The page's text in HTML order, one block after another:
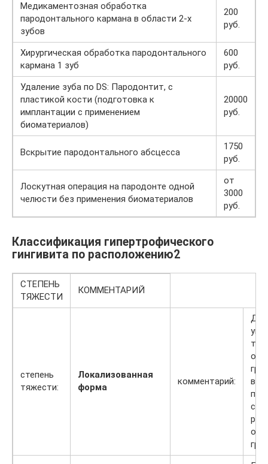
Медикаментозная обработка
пародонтального кармана в области 2-х
зубов
200
руб.
Хирургическая обработка пародонтального
кармана 1 зуб
600
руб.
Удаление зуба по DS: Пародонтит, с
пластикой кости (подготовка к
имплантации с применением
биоматериалов)
20000
руб.
Вскрытие пародонтального абсцесса
1750
руб.
Лоскутная операция на пародонте одной
челюсти без применения биоматериалов
от
3000
руб.
Классификация гипертрофического
гингивита по расположению2
СТЕПЕНЬ
ТЯЖЕСТИ
КОММЕНТАРИЙ
степень
тяжести:
Локализованная
форма
комментарий:
при